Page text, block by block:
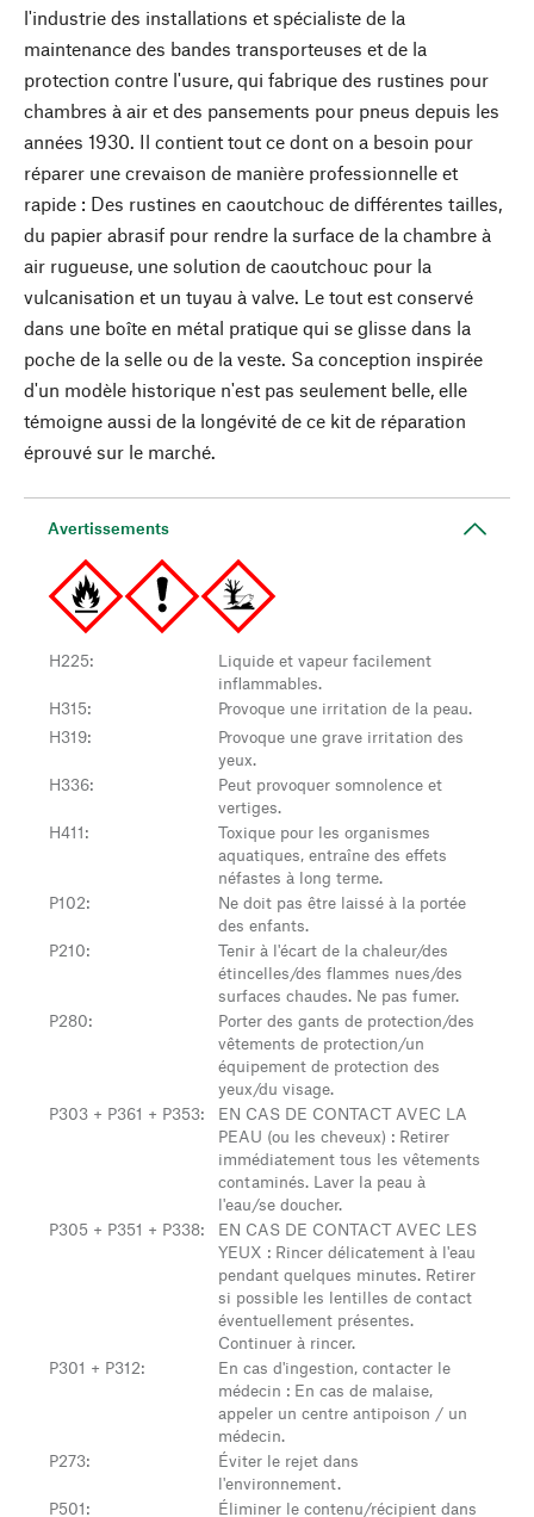
l'industrie des installations et spécialiste de la
maintenance des bandes transporteuses et de la
protection contre l'usure, qui fabrique des rustines pour
chambres à air et des pansements pour pneus depuis les
années 1930. Il contient tout ce dont on a besoin pour
réparer une crevaison de manière professionnelle et
rapide : Des rustines en caoutchouc de différentes tailles,
du papier abrasif pour rendre la surface de la chambre à
air rugueuse, une solution de caoutchouc pour la
vulcanisation et un tuyau à valve. Le tout est conservé
dans une boîte en métal pratique qui se glisse dans la
poche de la selle ou de la veste. Sa conception inspirée
d'un modèle historique n'est pas seulement belle, elle
témoigne aussi de la longévité de ce kit de réparation
éprouvé sur le marché.
Avertissements
H225:
Liquide et vapeur facilement
inflammables.
H315:
Provoque une irritation de la peau.
H319:
Provoque une grave irritation des
yeux.
H336:
Peut provoquer somnolence et
vertiges.
H411:
Toxique pour les organismes
aquatiques, entraîne des effets
néfastes à long terme.
P102:
Ne doit pas être laissé à la portée
des enfants.
P210:
Tenir à l'écart de la chaleur/des
étincelles/des flammes nues/des
surfaces chaudes. Ne pas fumer.
P280:
Porter des gants de protection/des
vêtements de protection/un
équipement de protection des
yeux/du visage.
P303 + P361 + P353:
EN CAS DE CONTACT AVEC LA
PEAU (ou les cheveux) : Retirer
immédiatement tous les vêtements
contaminés. Laver la peau à
l'eau/se doucher.
P305 + P351 + P338:
EN CAS DE CONTACT AVEC LES
YEUX : Rincer délicatement à l'eau
pendant quelques minutes. Retirer
si possible les lentilles de contact
éventuellement présentes.
Continuer à rincer.
P301 + P312:
En cas d'ingestion, contacter le
médecin : En cas de malaise,
appeler un centre antipoison / un
médecin.
P273:
Éviter le rejet dans
l'environnement.
P501: Éliminer le contenu/récipient dans